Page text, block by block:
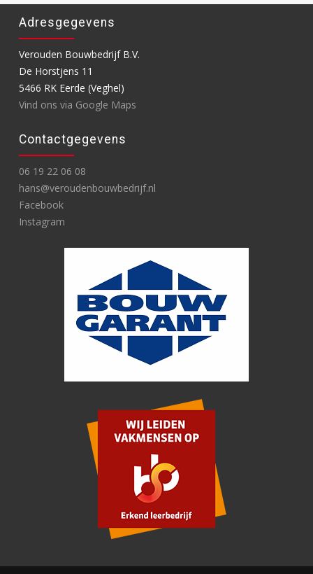
Adresgegevens
Verouden Bouwbedrijf B.V.
De Horstjens 11
5466 RK Eerde (Veghel)
Vind ons via Google Maps
Contactgegevens
06 19 22 06 08
hans@veroudenbouwbedrijf.nl
Facebook
Instagram